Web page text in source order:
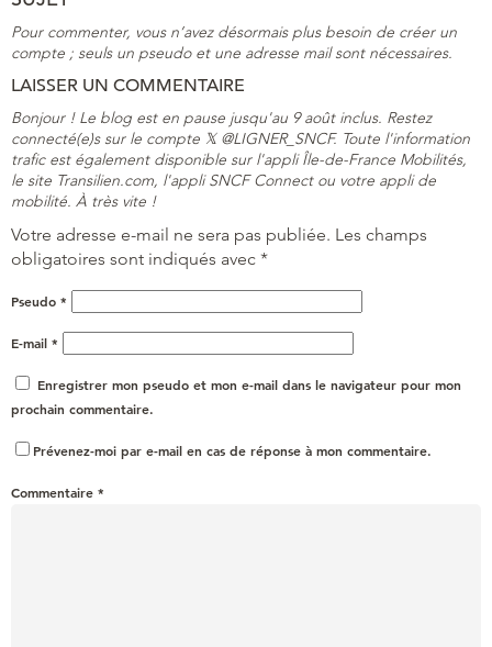
Pour commenter, vous n’avez désormais plus besoin de créer un
compte ; seuls un pseudo et une adresse mail sont nécessaires.
LAISSER UN COMMENTAIRE
Bonjour ! Le blog est en pause jusqu'au 9 août inclus. Restez
connecté(e)s sur le compte 𝕏 @LIGNER_SNCF. Toute l'information
trafic est également disponible sur l'appli Île-de-France Mobilités,
le site Transilien.com, l'appli SNCF Connect ou votre appli de
mobilité. À très vite !
Votre adresse e-mail ne sera pas publiée. Les champs
obligatoires sont indiqués avec *
Pseudo *
E-mail *
Enregistrer mon pseudo et mon e-mail dans le navigateur pour mon
prochain commentaire.
Prévenez-moi par e-mail en cas de réponse à mon commentaire.
Commentaire *